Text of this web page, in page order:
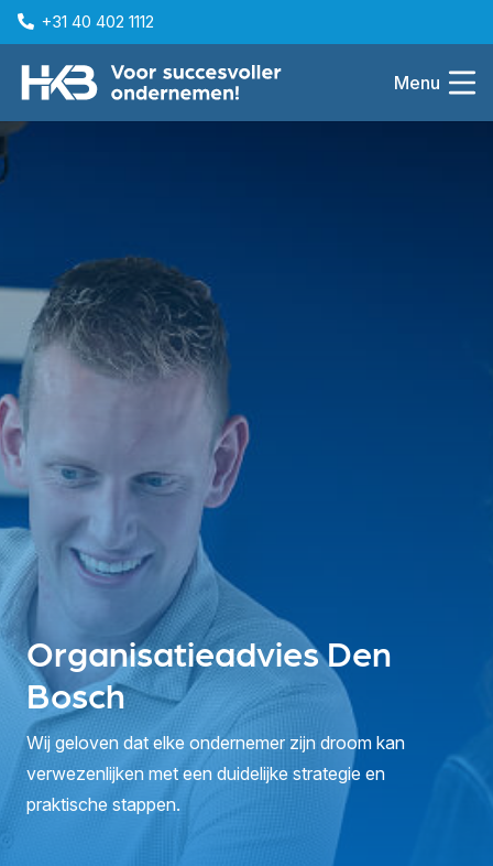
+31 40 402 1112
Menu
Organisatieadvies Den
Bosch
Wij geloven dat elke ondernemer zijn droom kan
verwezenlijken met een duidelijke strategie en
praktische stappen.